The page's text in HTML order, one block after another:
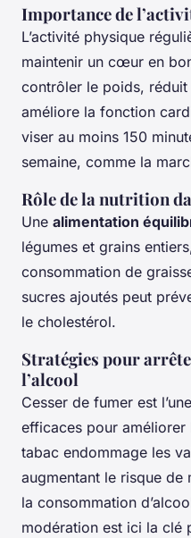
Importance de
L’activité physique
maintenir un cœur en
contrôler le poids,
améliore la fonction
viser au moins 150
semaine, comme la
Rôle de la nutrition
Une alimentation
légumes et grains
consommation de
sucres ajoutés peut
le cholestérol.
Stratégies pour
l’alcool
Cesser de fumer est
efficaces pour améliorer
tabac endommage les
augmentant le risque de
la consommation
modération est ici la clé